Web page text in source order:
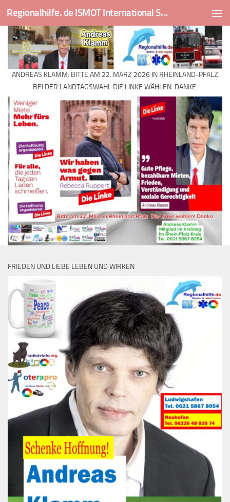
Skip to content Regionalhilfe. de ISMOT International Social And Medical Outreach Team
ANDREAS KLAMM: BITTE AM 22. MÄRZ 2026 IN RHEINLAND-PFALZ
BEI DER LANDTAGSWAHL DIE LINKE WÄHLEN. DANKE.
FRIEDEN UND LIEBE LEBEN UND WIRKEN